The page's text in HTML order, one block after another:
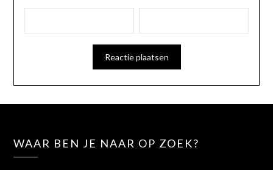
WAAR BEN JE NAAR OP ZOEK?